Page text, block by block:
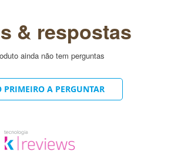
sintéticos, selo Eu Reciclo,
de pele serve?
& respostas
ainda não tem perguntas
PRIMEIRO A PERGUNTAR